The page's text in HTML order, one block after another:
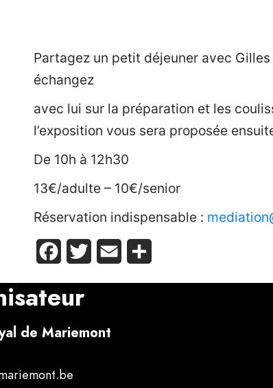
Partagez un petit déjeuner avec
échangez
avec lui sur la préparation et les
l’exposition vous sera proposée
De 10h à 12h30
13€/adulte – 10€/senior
Réservation indispensable :
Facebook
Twitter Email
de Mariemont